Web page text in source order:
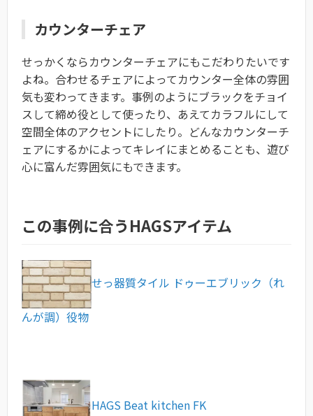
カウンターチェア
せっかくならカウンターチェアにもこだわりたいです
よね。合わせるチェアによってカウンター全体の雰囲
気も変わってきます。事例のようにブラックをチョイ
スして締め役として使ったり、あえてカラフルにして
空間全体のアクセントにしたり。どんなカウンターチ
ェアにするかによってキレイにまとめることも、遊び
心に富んだ雰囲気にもできます。
この事例に合うHAGSアイテム
せっ器質タイル ドゥーエブリック（れ
んが調）役物
HAGS Beat kitchen FK